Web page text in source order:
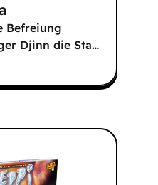
Befreiung
Djinn die Sta…